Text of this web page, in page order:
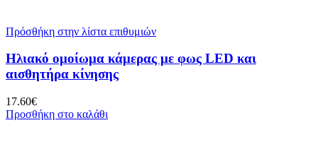
Πρόσθήκη στην λίστα επιθυμιών
Ηλιακό ομοίωμα κάμερας με φως LED και
αισθητήρα κίνησης
17.60€
Προσθήκη στο καλάθι